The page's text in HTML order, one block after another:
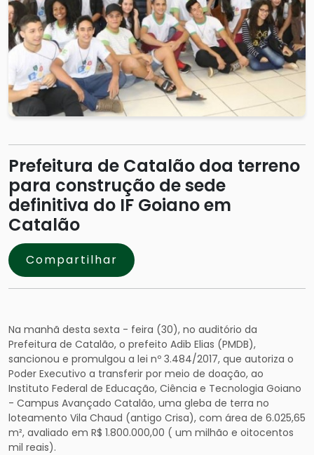
Prefeitura de Catalão doa terreno
para construção de sede
definitiva do IF Goiano em
Catalão
Compartilhar
Na manhã desta sexta - feira (30), no auditório da
Prefeitura de Catalão, o prefeito Adib Elias (PMDB),
sancionou e promulgou a lei nº 3.484/2017, que autoriza o
Poder Executivo a transferir por meio de doação, ao
Instituto Federal de Educação, Ciência e Tecnologia Goiano
- Campus Avançado Catalão, uma gleba de terra no
loteamento Vila Chaud (antigo Crisa), com área de 6.025,65
m², avaliado em R$ 1.800.000,00 ( um milhão e oitocentos
mil reais).